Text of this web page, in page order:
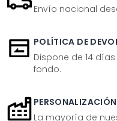
Envío nacional
POLÍTICA DE
Dispone de 14
fondo.
PERSONALIZACIÓN
La mayoría de